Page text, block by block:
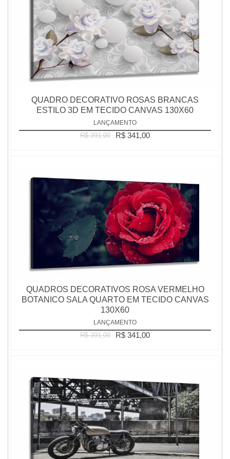
QUADRO DECORATIVO ROSAS BRANCAS
ESTILO 3D EM TECIDO CANVAS 130X60
LANÇAMENTO
R$ 391,00 R$ 341,00
QUADROS DECORATIVOS ROSA VERMELHO
BOTANICO SALA QUARTO EM TECIDO CANVAS
130X60
LANÇAMENTO
R$ 391,00 R$ 341,00